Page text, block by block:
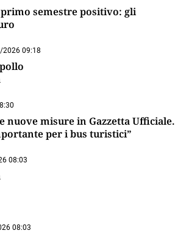
semestre positivo: gli
09:18
nuove misure in Gazzetta Ufficiale.
per i bus turistici”
08:03
08:03